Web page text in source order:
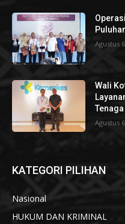
Agustus
Wali
Agustus
KATEGORI PILIHAN
Nasional
HUKUM DAN KRIMINAL